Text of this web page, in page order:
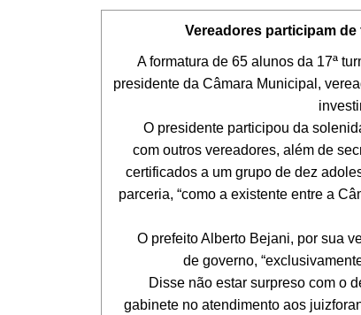
Vereadores participam
A formatura de 65 alunos da 17ª
presidente da Câmara Municipal,
O presidente participou da
com outros vereadores, além de
certificados a um grupo de dez
parceria, “como a existente entre a
O prefeito Alberto Bejani, por sua
de governo,
Disse não estar surpreso com o
gabinete no atendimento aos